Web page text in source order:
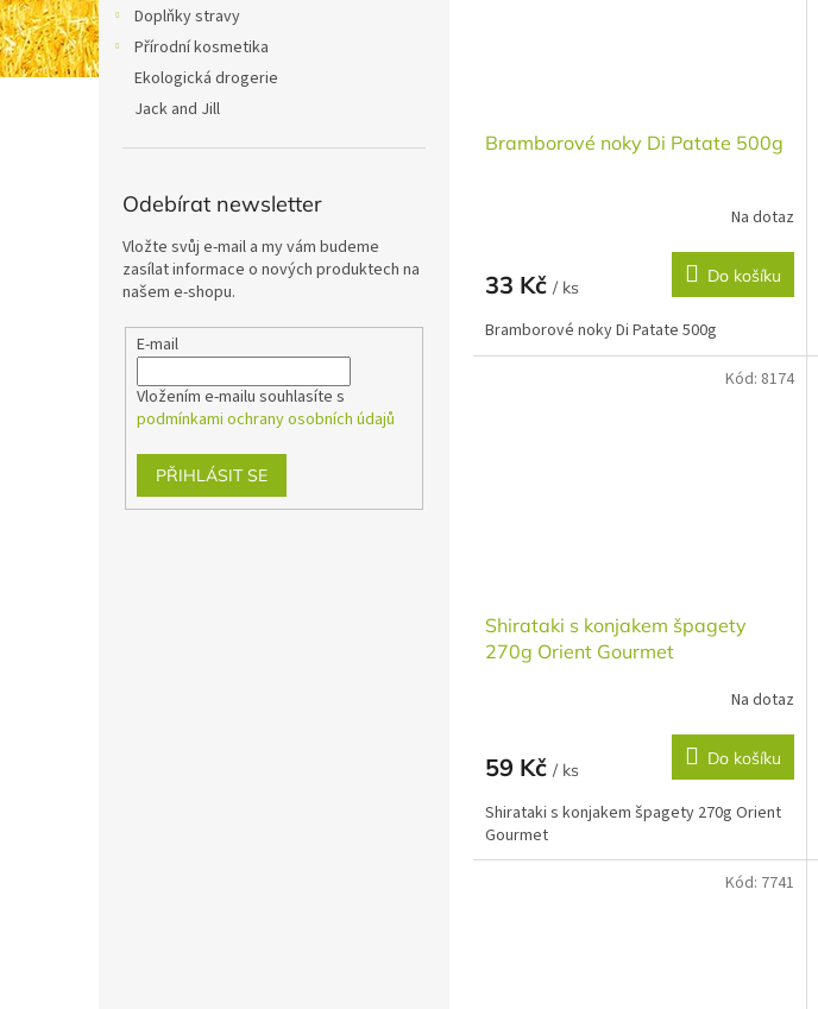
Doplňky stravy
Přírodní kosmetika
Ekologická drogerie
Jack and Jill
Odebírat newsletter
Vložte svůj e-mail a my vám budeme
zasílat informace o nových produktech na
našem e-shopu.
E-mail
Vložením e-mailu souhlasíte s
podmínkami ochrany osobních údajů
PŘIHLÁSIT SE
Bramborové noky Di Patate 500g
Na dotaz
33 Kč / ks
Do košíku
Bramborové noky Di Patate 500g
Shirataki s konjakem špagety
270g Orient Gourmet
Na dotaz
59 Kč / ks
Do košíku
Shirataki s konjakem špagety 270g Orient
Gourmet
Kód: 8174
Kód: 7741